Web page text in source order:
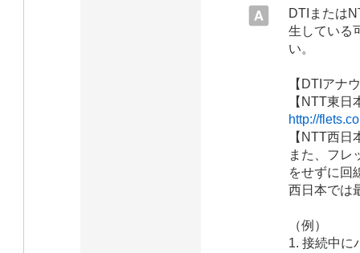
DTIまたは
生している
い。
【DTIアナ
【NTT東
http://
【NTT西
また、フレ
をせずに回
西日本では
（例）
1. 接続中に